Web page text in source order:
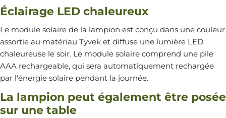
Éclairage LED chaleureux
Le module solaire de la lampion est conçu dans une couleur
assortie au matériau Tyvek et diffuse une lumière LED
chaleureuse le soir. Le module solaire comprend une pile
AAA rechargeable, qui sera automatiquement rechargée
par l'énergie solaire pendant la journée.
La lampion peut également être posée
sur une table